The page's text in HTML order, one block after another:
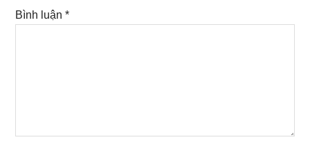
Bình luận*